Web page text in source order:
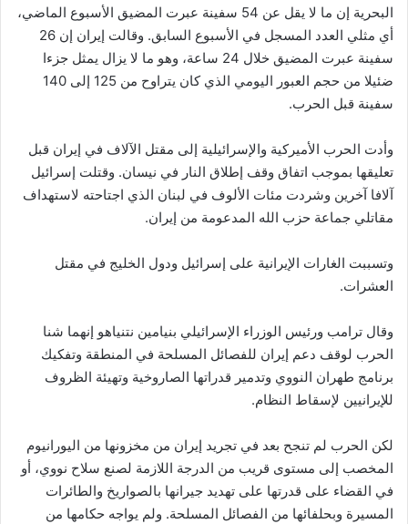
البحرية إن ما لا يقل عن 54 سفينة عبرت المضيق الأسبوع الماضي،
أي مثلي العدد المسجل في الأسبوع السابق. وقالت إيران إن 26
سفينة عبرت المضيق خلال 24 ساعة، وهو ما لا يزال يمثل جزءا
ضئيلا من حجم العبور اليومي الذي كان يتراوح من 125 إلى 140
سفينة قبل الحرب.
وأدت الحرب الأميركية والإسرائيلية إلى مقتل الآلاف في إيران قبل
تعليقها بموجب اتفاق وقف إطلاق النار في نيسان. وقتلت إسرائيل
آلافا آخرين وشردت مئات الألوف في لبنان الذي اجتاحته لاستهداف
مقاتلي جماعة حزب الله المدعومة من إيران.
وتسببت الغارات الإيرانية على إسرائيل ودول الخليج في مقتل
العشرات.
وقال ترامب ورئيس الوزراء الإسرائيلي بنيامين نتنياهو إنهما شنا
الحرب لوقف دعم إيران للفصائل المسلحة في المنطقة وتفكيك
برنامج طهران النووي وتدمير قدراتها الصاروخية وتهيئة الظروف
للإيرانيين لإسقاط النظام.
لكن الحرب لم تنجح بعد في تجريد إيران من مخزونها من اليورانيوم
المخصب إلى مستوى قريب من الدرجة اللازمة لصنع سلاح نووي، أو
في القضاء على قدرتها على تهديد جيرانها بالصواريخ والطائرات
المسيرة وبحلفائها من الفصائل المسلحة. ولم يواجه حكامها من